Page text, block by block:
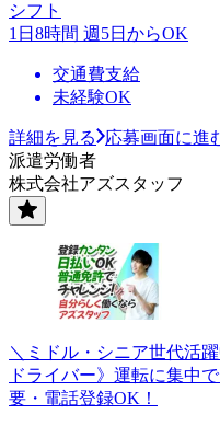
シフト
1日8時間 週5日からOK
交通費支給
未経験OK
詳細を見る
応募画面に進
派遣労働者
株式会社アズスタッフ
＼ミドル・シニア世代活
ドライバー》運転に集中
要・電話登録OK！